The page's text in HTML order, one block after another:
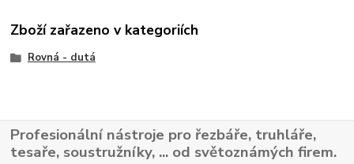
Zboží zařazeno v kategoriích
Rovná - dutá
Profesionální nástroje pro řezbáře, truhláře,
tesaře, soustružníky, ... od světoznámých firem.